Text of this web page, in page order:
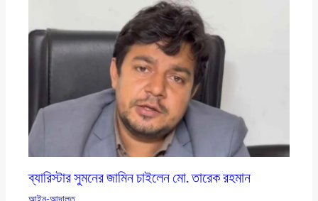
ব্যারিস্টার সুমনের জামিন চাইলেন মো. তারেক রহমান
আইন-আদালত